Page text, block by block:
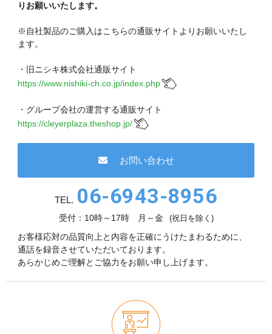
りお願いいたします。
※自社製品のご購入はこちらの通販サイトよりお願いいたし
ます。
・旧ニシキ株式会社通販サイト
https://www.nishiki-ch.co.jp/index.php
・グループ会社の運営する通販サイト
https://cleyerplaza.theshop.jp/
お問い合わせ
TEL. 06-6943-8956
受付：10時～17時 月～金 (祝日を除く)
お客様応対の品質向上と内容を正確にうけたまわるために、
通話を録音させていただいております。
あらかじめご理解とご協力をお願い申し上げます。